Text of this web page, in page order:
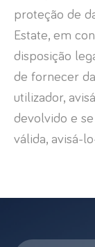
proteção de
Estate, em
disposição
de fornecer
utilizador,
devolvido e
válida, avisá-